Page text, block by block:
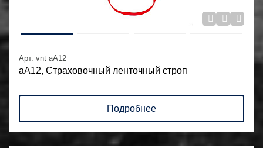
Арт. vnt aA12
аА12, Страховочный ленточный строп
Подробнее